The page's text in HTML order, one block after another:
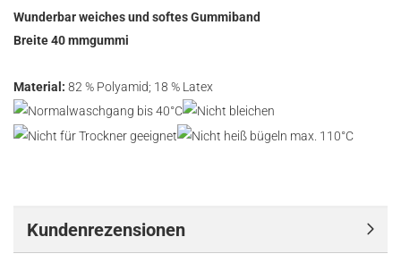
Wunderbar weiches und softes Gummiband
Breite 40 mmgummi
Material: 82 % Polyamid; 18 % Latex
Kundenrezensionen